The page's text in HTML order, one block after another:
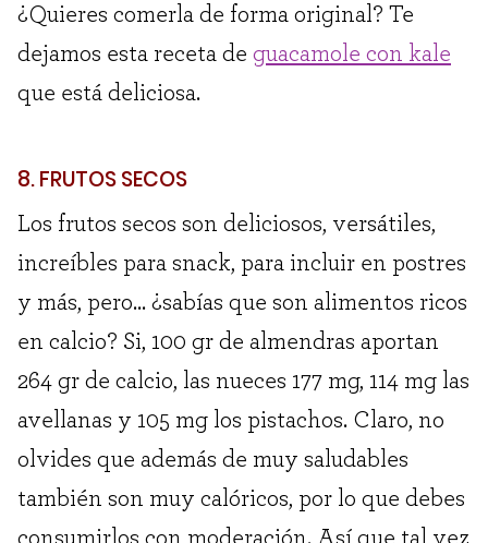
¿Quieres comerla de forma original? Te
dejamos esta receta de guacamole con kale
que está deliciosa.
8. FRUTOS SECOS
Los frutos secos son deliciosos, versátiles,
increíbles para snack, para incluir en postres
y más, pero… ¿sabías que son alimentos ricos
en calcio? Si, 100 gr de almendras aportan
264 gr de calcio, las nueces 177 mg, 114 mg las
avellanas y 105 mg los pistachos. Claro, no
olvides que además de muy saludables
también son muy calóricos, por lo que debes
consumirlos con moderación. Así que tal vez